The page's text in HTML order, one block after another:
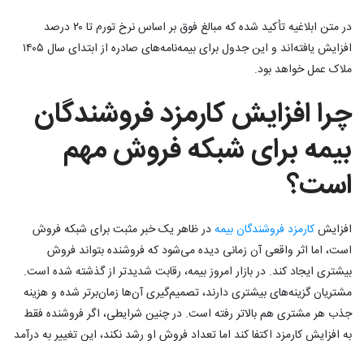
در متن ابلاغیه تأکید شده که مبالغ فوق بر اساس نرخ تورم تا ۲۰ درصد
افزایش یافته‌اند و این جدول برای بیمه‌نامه‌های صادره از ابتدای سال ۱۴۰۵
ملاک عمل خواهد بود.
چرا افزایش کارمزد فروشندگان
بیمه برای شبکه فروش مهم
است؟
افزایشکارمزد فروشندگان بیمهدر ظاهر یک خبر مثبت برای شبکه فروش
است، اما اثر واقعی آن زمانی دیده می‌شود که فروشنده بتواند فروش
بیشتری ایجاد کند. در بازار امروز بیمه، رقابت شدیدتر از گذشته شده است.
مشتریان گزینه‌های بیشتری دارند، تصمیم‌گیری آن‌ها زمان‌برتر شده و هزینه
جذب هر مشتری هم بالاتر رفته است. در چنین شرایطی، اگر فروشنده فقط
به افزایش کارمزد اکتفا کند اما تعداد فروش او رشد نکند، این تغییر به درآمد